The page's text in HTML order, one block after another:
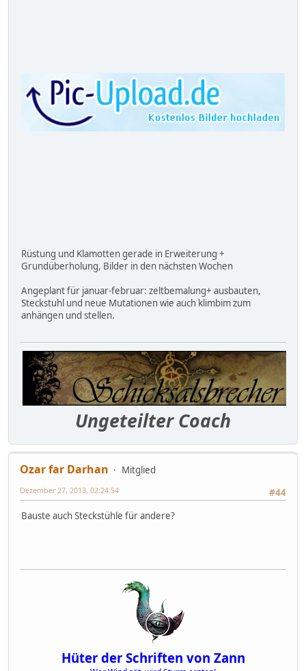
Rüstung und Klamotten gerade in Erweiterung +
Grundüberholung, Bilder in den nächsten Wochen
Angeplant für januar-februar: zeltbemalung+ ausbauten,
Steckstuhl und neue Mutationen wie auch klimbim zum
anhängen und stellen.
Ungeteilter Coach
Ozar far Darhan
Mitglied
#44
Dezember 27, 2013, 02:24:54
Bauste auch Steckstühle für andere?
Hüter der Schriften von Zann